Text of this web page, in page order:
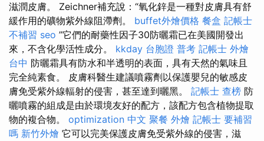
滋潤皮膚。 Zeichner補充說：“氧化鋅是一種對皮膚具有舒
緩作用的礦物紫外線阻滯劑。 buffet外燴價格 餐盒 記帳士
不補習 seo ”它們的耐藥性因子30防曬霜已在美國開發出
來，不含化學活性成分。 kkday 台胞證 普考 記帳士 外燴
台中 防曬霜具有防水和半透明的表面，具有天然的氣味且
完全純素食。 皮膚科醫生建議噴霧劑以保護嬰兒的敏感皮
膚免受紫外線輻射的侵害，甚至達到曬黑。 記帳士 查榜 防
曬噴霧的組成是由於環境友好的配方，該配方包含植物提取
物的複合物。 optimization 中文 聚餐 外燴 記帳士 要補習
嗎 新竹外燴 它可以完美保護皮膚免受紫外線的侵害，滋